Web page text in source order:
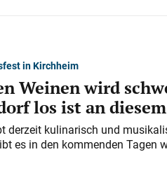
in Kirchheim
Weinen wird
los ist an
derzeit kulinarisch und
es in den kommenden Tagen